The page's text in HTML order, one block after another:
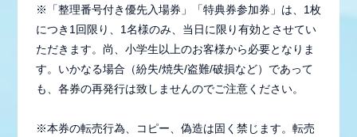
※「整理番号付き優先入場券」「特典券参加券」は、1枚
につき1回限り、1名様のみ、当日に限り有効とさせてい
ただきます。尚、小学生以上のお客様から必要となりま
す。いかなる場合（紛失/焼失/盗難/破損など）であって
も、各券の再発行は致しませんのでご注意ください。
※本券の転売行為、コピー、偽造は固く禁じます。転売